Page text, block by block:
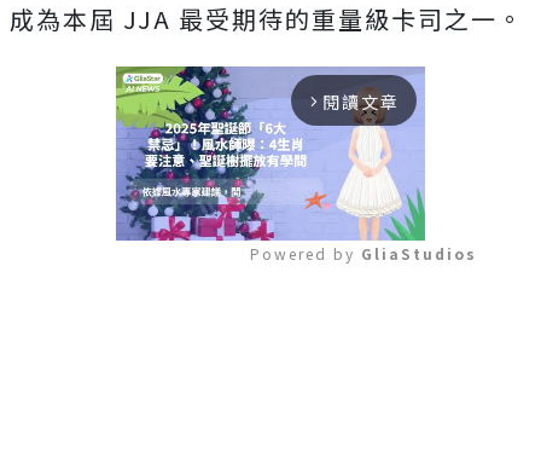
成為本屆 JJA 最受期待的重量級卡司之一。
arrow_forward_ios 閱讀文章
Powered by GliaStudios